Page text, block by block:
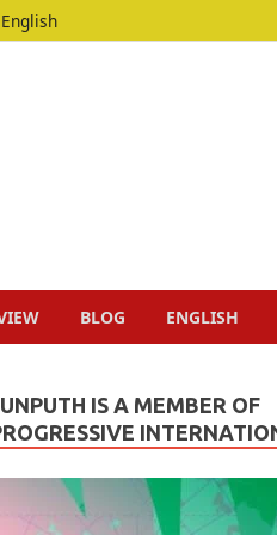
English
BLOG ENGLISH
IS A MEMBER OF